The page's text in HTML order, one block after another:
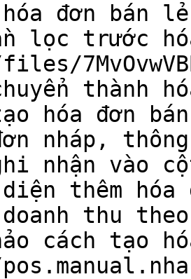
đơn bán
lọc trước
thành
hóa đơn
nháp,
nhận vào
thêm hóa
thu
cách tạo